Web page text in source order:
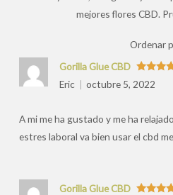
mejores flores CBD.
Ordenar
Valorado
con
Gorilla Glue CBD
Eric
octubre 5, 2022
A mi me ha gustado y me ha
estres laboral va bien usar el cbd
Gorilla Glue CBD